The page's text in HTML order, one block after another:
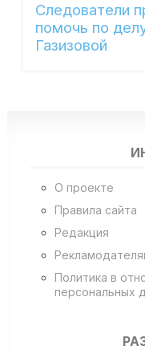
Следователи
помочь по
Газизовой
О проекте
Правила сайта
Редакция
Политика в
персональных